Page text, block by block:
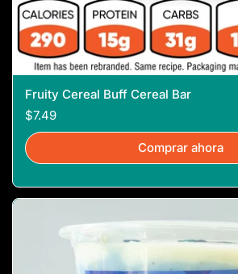
Fruity Cereal Buff Cereal Bar
$7.49
Comprar ahora